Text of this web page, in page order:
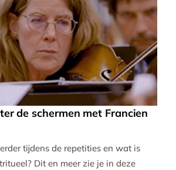
de schermen met Francien
tijdens de repetities en wat is
Dit en meer zie je in deze